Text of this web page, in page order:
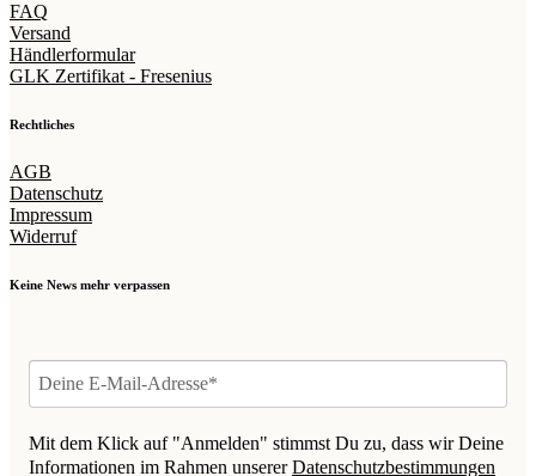
FAQ
Versand
Händlerformular
GLK Zertifikat - Fresenius
Rechtliches
AGB
Datenschutz
Impressum
Widerruf
Keine News mehr verpassen
Mit dem Klick auf "Anmelden" stimmst Du zu, dass wir Deine
Informationen im Rahmen unsererDatenschutzbestimmungen